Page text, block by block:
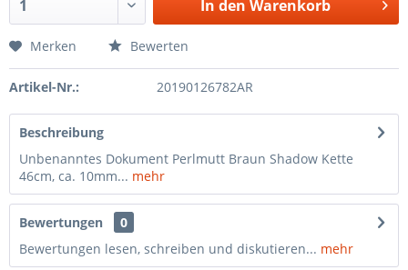
In den Warenkorb
Merken Bewerten
Artikel-Nr.: 20190126782AR
Beschreibung
Unbenanntes Dokument Perlmutt Braun Shadow Kette
46cm, ca. 10mm... mehr
Bewertungen
0
Bewertungen lesen, schreiben und diskutieren... mehr